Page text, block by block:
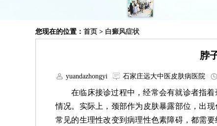
您现在的位置： 首页 > 白癜风症状
脖
yuandazhongyi 石家庄远大中医皮肤病医院
在临床接诊过程中，经常会有就诊者指
情况。实际上，颈部作为皮肤暴露部位，出
常见的生理性改变到病理性色素障碍，都需